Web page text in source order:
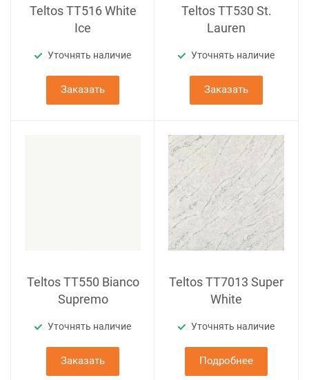
Teltos TT516 White
Ice
Уточнять наличие
Заказать
Teltos TT530 St.
Lauren
Уточнять наличие
Заказать
Teltos TT550 Bianco
Supremo
Уточнять наличие
Заказать
Teltos TT7013 Super
White
Уточнять наличие
Подробнее